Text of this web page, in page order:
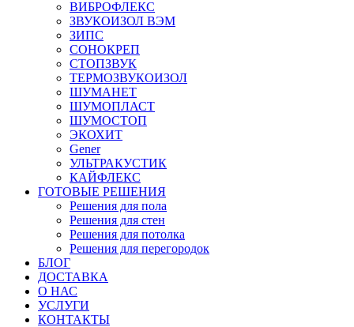
ВИБРОФЛЕКС
ЗВУКОИЗОЛ ВЭМ
ЗИПС
СОНОКРЕП
СТОПЗВУК
ТЕРМОЗВУКОИЗОЛ
ШУМАНЕТ
ШУМОПЛАСТ
ШУМОСТОП
ЭКОХИТ
Gener
УЛЬТРАКУСТИК
КАЙФЛЕКС
ГОТОВЫЕ РЕШЕНИЯ
Решения для пола
Решения для стен
Решения для потолка
Решения для перегородок
БЛОГ
ДОСТАВКА
О НАС
УСЛУГИ
КОНТАКТЫ